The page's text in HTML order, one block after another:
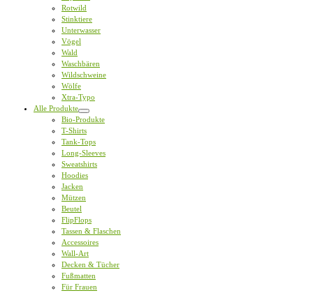
Rotwild
Stinktiere
Unterwasser
Vögel
Wald
Waschbären
Wildschweine
Wölfe
Xtra-Typo
Alle Produkte
Bio-Produkte
T-Shirts
Tank-Tops
Long-Sleeves
Sweatshirts
Hoodies
Jacken
Mützen
Beutel
FlipFlops
Tassen & Flaschen
Accessoires
Wall-Art
Decken & Tücher
Fußmatten
Für Frauen